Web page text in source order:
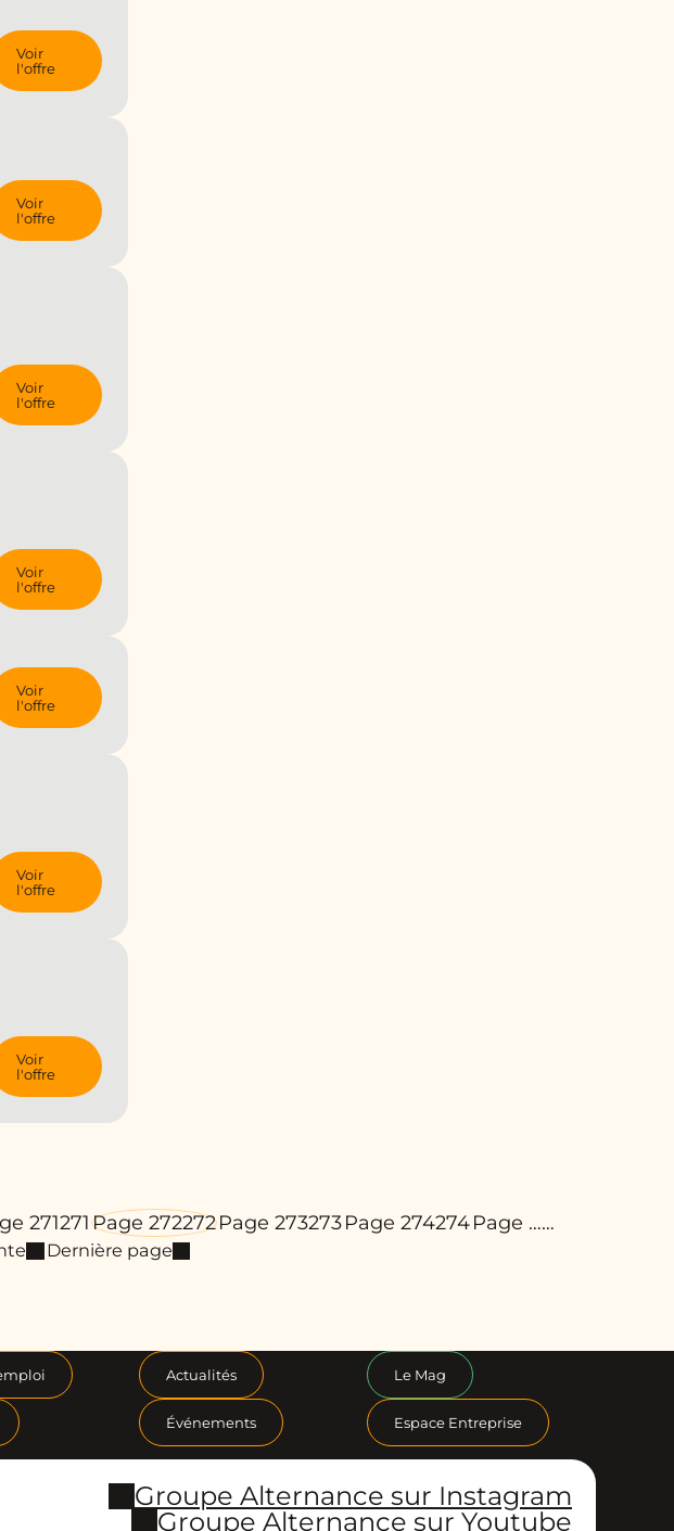
Voir
l'offre
Voir
l'offre
Voir
l'offre
Voir
l'offre
Voir
l'offre
Voir
l'offre
Voir
l'offre
271271Page 272272Page 273273Page 274274Page ……
Dernière page
Actualités Le Mag
Événements Espace Entreprise
Groupe Alternance sur Instagram
Groupe Alternance sur Youtube